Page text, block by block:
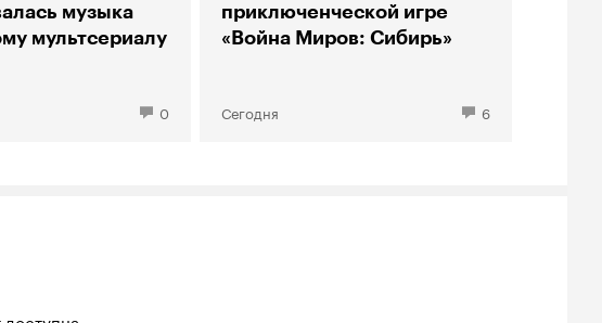
музыка
мультсериалу
0
приключенческой игре
«Война Миров: Сибирь»
Сегодня 6